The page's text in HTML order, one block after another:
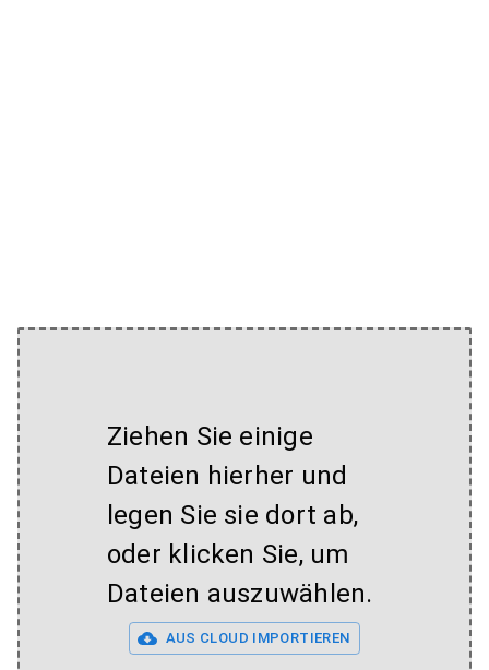
Ziehen Sie einige
Dateien hierher und
legen Sie sie dort ab,
oder klicken Sie, um
Dateien auszuwählen.
AUS CLOUD IMPORTIEREN